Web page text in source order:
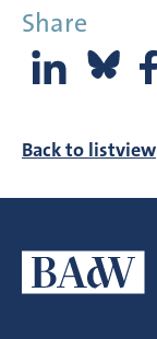
Share
Back to listview